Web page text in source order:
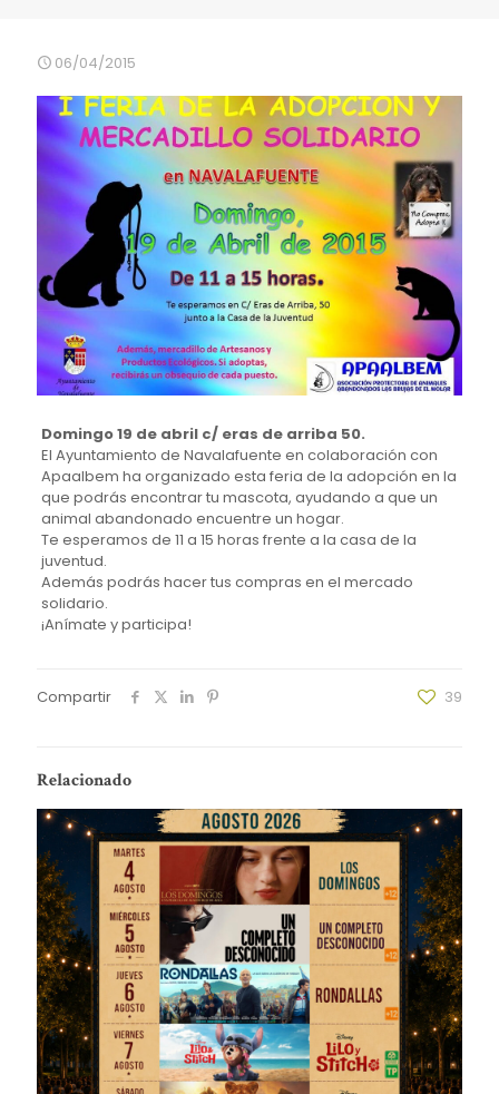
06/04/2015
Domingo 19 de abril c/ eras de arriba 50.
El Ayuntamiento de Navalafuente en colaboración con
Apaalbem ha organizado esta feria de la adopción en la
que podrás encontrar tu mascota, ayudando a que un
animal abandonado encuentre un hogar.
Te esperamos de 11 a 15 horas frente a la casa de la
juventud.
Además podrás hacer tus compras en el mercado
solidario.
¡Anímate y participa!
Compartir 39
Relacionado